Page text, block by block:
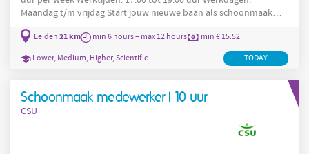
Maandag t/m vrijdag Start jouw nieuwe baan als schoonmaak
medewerker bij Marecollege in Leiden Als schoonmaak
medewerker zorg jij voor schone plekken waar mensen kunnen
werken en leven. Bij jou in de buurt. Met een prima salaris
natuurlijk, elke vier weken op tijd op je rekening. En met slimme
Leiden 21 km min 6 hours – max 12 hours min € 15.52
Lower, Medium, Higher, Scientific TODAY
Schoonmaak medewerker | 10 uur
CSU